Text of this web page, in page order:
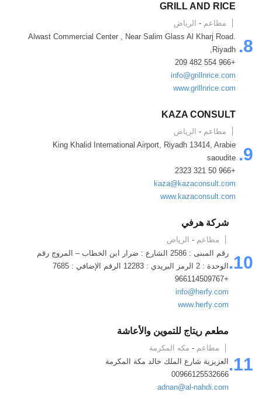
8.
GRILL AND RICE
مطاعم - الرياض
Alwast Commercial Center , Near Salim Glass Al Kharj Road.
Riyadh,
+966 554 482 209
info@grillnrice.com
www.​grillnrice.com
9.
KAZA CONSULT
مطاعم - الرياض
King Khalid International Airport, Riyadh 13414, Arabie
saoudite
+966 50 321 2323
kaza@kazaconsult.com
www.kazaconsult.com
10.
شركة هرفي
مطاعم - الرياض
رقم المبنى : 2586 الشارع : ضرار ابن الخطاب – المروج رقم
الوحدة : 2 الرمز البريدي : 12283 الرقم الإضافي : 7685
+966114509767
info@​herfy.com
www.​herfy.com
11.
مطعم ريتاج للتموين والأعاشة
مطاعم - مكه المكرمة
العزيزية شارع الملك خالد مكة المكرمة
00966125532666
adnan@al-nahdi.com